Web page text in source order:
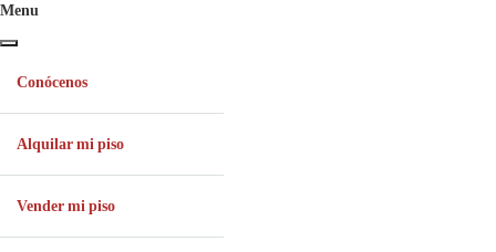
Menu
Conócenos
Alquilar mi piso
Vender mi piso